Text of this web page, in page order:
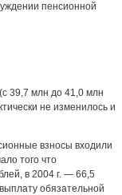
пенсионной
39,7 млн до 41,0 млн
не изменилось и
взносы входили
того что
в 2004 г. — 66,5
обязательной